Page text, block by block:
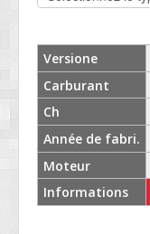
Versione
Carburant
Ch
Année de fabri.
Moteur
Informations